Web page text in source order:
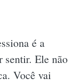
é a
sentir. Ele não
Você vai